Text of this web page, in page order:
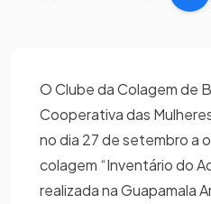
O Clube da Colagem de
Cooperativa das
no dia 27 de setembro a
colagem “Inventário do
realizada na Guapamala